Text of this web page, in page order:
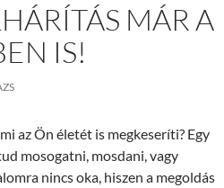
MÁR A
IS!
az Ön életét is megkeseríti? Egy
mosogatni, mosdani, vagy
nincs oka, hiszen a megoldás